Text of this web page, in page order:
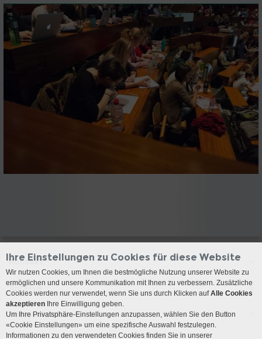
Kontakt
Anreise
Besuchszeiten
Ihre Einstellungen zu Cookies für diese Website
Wir nutzen Cookies, um Ihnen die bestmögliche Nutzung unserer Website zu
ermöglichen und unsere Kommunikation mit Ihnen zu verbessern. Zusätzliche
Cookies werden nur verwendet, wenn Sie uns durch Klicken aufAlle Cookies
akzeptieren Ihre Einwilligung geben.
Um Ihre Privatsphäre-Einstellungen anzupassen, wählen Sie den Button
«Cookie Einstellungen» um eine spezifische Auswahl festzulegen.
Informationen zu den verwendeten Cookies finden Sie in unserer